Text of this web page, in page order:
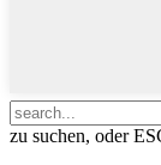
zu suchen, oder